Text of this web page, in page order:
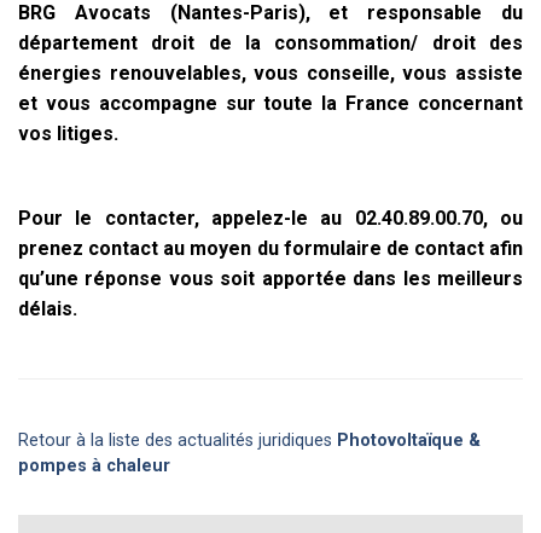
BRG Avocats (Nantes-Paris), et responsable du
département droit de la consommation/ droit des
énergies renouvelables, vous conseille, vous assiste
et vous accompagne sur toute la France concernant
vos litiges.
Pour le contacter, appelez-le au 02.40.89.00.70, ou
prenez contact au moyen du formulaire de contact afin
qu’une réponse vous soit apportée dans les meilleurs
délais.
Retour à la liste des actualités juridiques Photovoltaïque &
pompes à chaleur